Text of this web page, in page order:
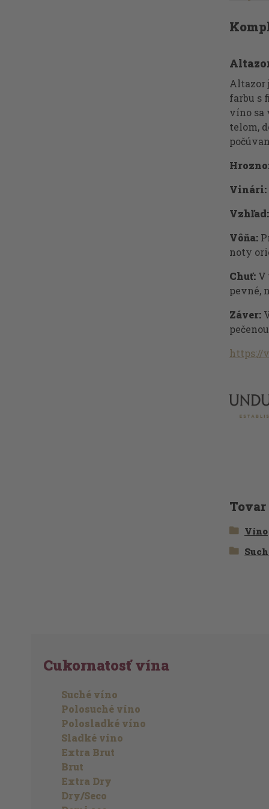
Altazor
farbu s
víno sa
telom,
Vinári:
Vzhľad:
Vôňa:
noty
Chuť:V
pevné,
Záver:
https://
Víno
Cukornatosť vína
Suché víno
Polosuché víno
Polosladké víno
Sladké víno
Extra Brut
Brut
Extra Dry
Dry/Seco